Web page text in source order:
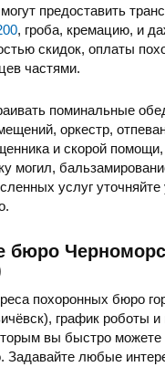
предоставить
, гроба, кремацию, и
скидок, оплаты
частями.
поминальные
оркестр,
и скорой помощи,
могил,
услуг уточняйте
бюро
похоронных бюро
график роботы и
вы быстро можете
Задавайте любые